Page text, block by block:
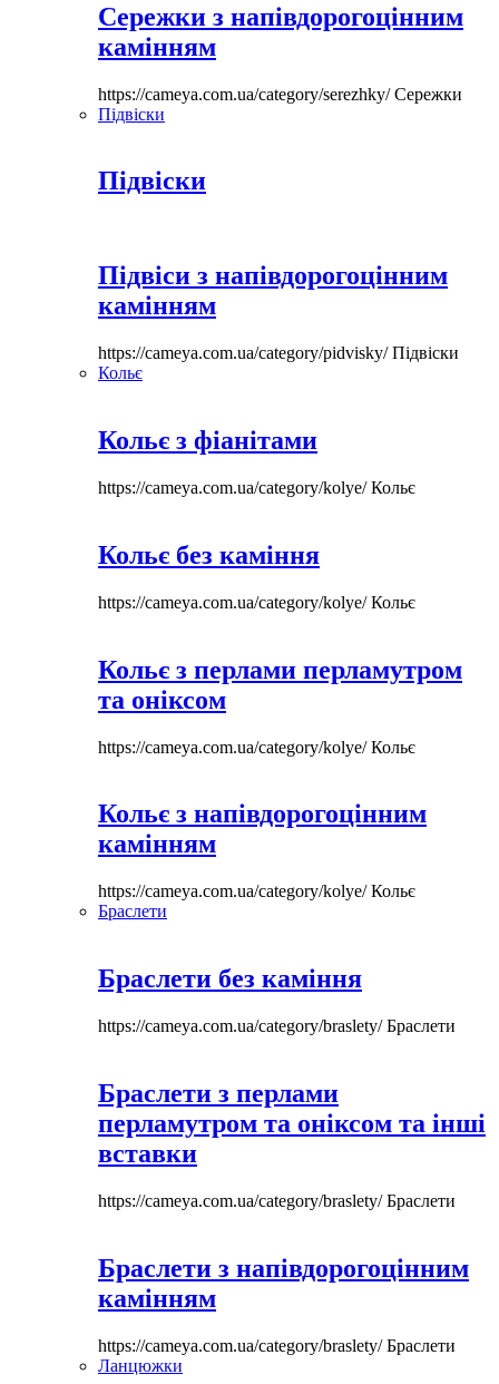
Сережки з напівдорогоцінним
камінням
https://cameya.com.ua/category/serezhky/Сережки
Підвіски
Підвіски
Підвіси з напівдорогоцінним
камінням
https://cameya.com.ua/category/pidvisky/Підвіски
Кольє
Кольє з фіанітами
https://cameya.com.ua/category/kolye/Кольє
Кольє без каміння
https://cameya.com.ua/category/kolye/Кольє
Кольє з перлами перламутром
та оніксом
https://cameya.com.ua/category/kolye/Кольє
Кольє з напівдорогоцінним
камінням
https://cameya.com.ua/category/kolye/Кольє
Браслети
Браслети без каміння
https://cameya.com.ua/category/braslety/Браслети
Браслети з перлами
перламутром та оніксом та інші
вставки
https://cameya.com.ua/category/braslety/Браслети
Браслети з напівдорогоцінним
камінням
https://cameya.com.ua/category/braslety/Браслети
Ланцюжки